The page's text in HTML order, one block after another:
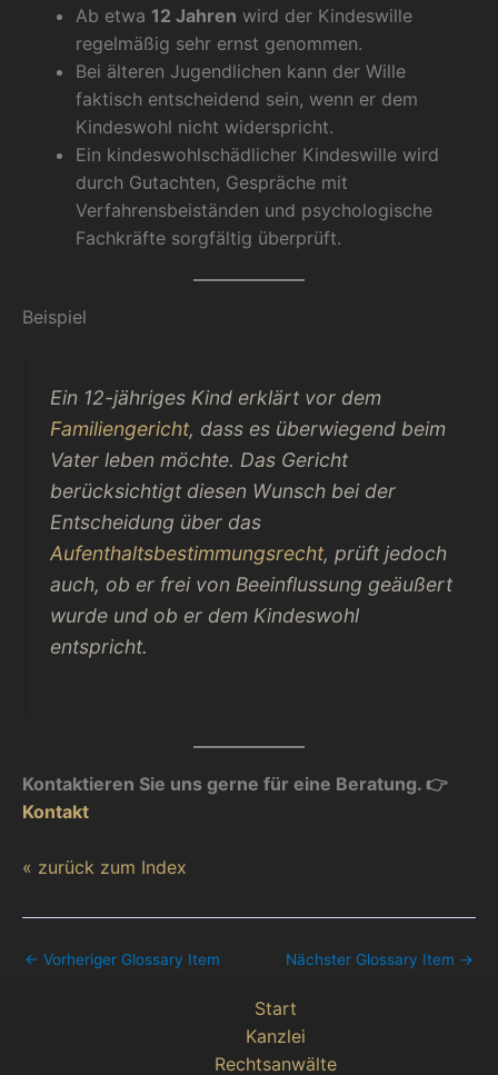
Ab etwa 12 Jahren wird der Kindeswille
regelmäßig sehr ernst genommen.
Bei älteren Jugendlichen kann der Wille
faktisch entscheidend sein, wenn er dem
Kindeswohl nicht widerspricht.
Ein kindeswohlschädlicher Kindeswille wird
durch Gutachten, Gespräche mit
Verfahrensbeiständen und psychologische
Fachkräfte sorgfältig überprüft.
Beispiel
Ein 12-jähriges Kind erklärt vor dem
Familiengericht, dass es überwiegend beim
Vater leben möchte. Das Gericht
berücksichtigt diesen Wunsch bei der
Entscheidung über das
Aufenthaltsbestimmungsrecht, prüft jedoch
auch, ob er frei von Beeinflussung geäußert
wurde und ob er dem Kindeswohl
entspricht.
Kontaktieren Sie uns gerne für eine Beratung. 👉
Kontakt
« zurück zum Index
← Vorheriger Glossary Item Nächster Glossary Item →
Start
Kanzlei
Rechtsanwälte